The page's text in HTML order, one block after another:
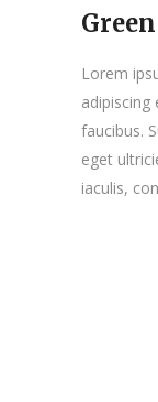
Lorem
adipiscing
faucibus.
eget
iaculis,